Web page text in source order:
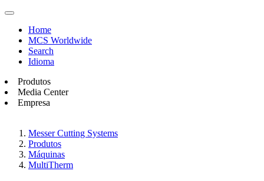
Home
MCS Worldwide
Search
Idioma
Produtos
Media Center
Empresa
Messer Cutting Systems
Produtos
Máquinas
MultiTherm